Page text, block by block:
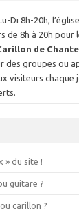
Di 8h-20h,
de 8h à 20h pour
de
des groupes ou
visiteurs chaque
» du site !
guitare ?
carillon ?